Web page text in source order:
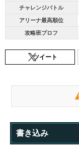
チャレンジバトル
アリーナ最高順位
攻略班プロフ
ツイート
書き込み